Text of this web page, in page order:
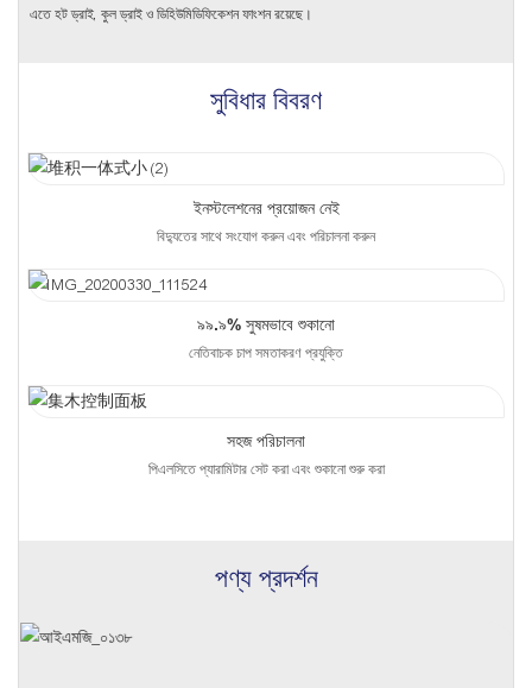
এতে হট ড্রাই, কুল ড্রাই ও ডিহিউমিডিফিকেশন ফাংশন রয়েছে।
সুবিধার বিবরণ
ইনস্টলেশনের প্রয়োজন নেই
বিদ্যুতের সাথে সংযোগ করুন এবং পরিচালনা করুন
৯৯.৯% সুষমভাবে শুকানো
নেতিবাচক চাপ সমতাকরণ প্রযুক্তি
সহজ পরিচালনা
পিএলসিতে প্যারামিটার সেট করা এবং শুকানো শুরু করা
পণ্য প্রদর্শন